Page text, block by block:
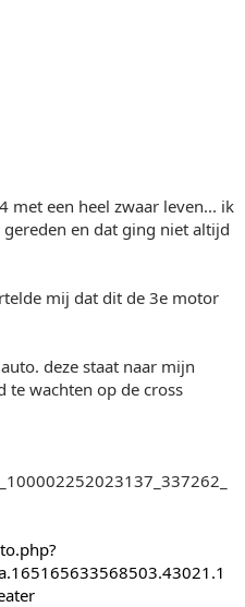
met een heel zwaar leven... ik
en dat ging niet altijd
mij dat dit de 3e motor
deze staat naar mijn
te wachten op de cross